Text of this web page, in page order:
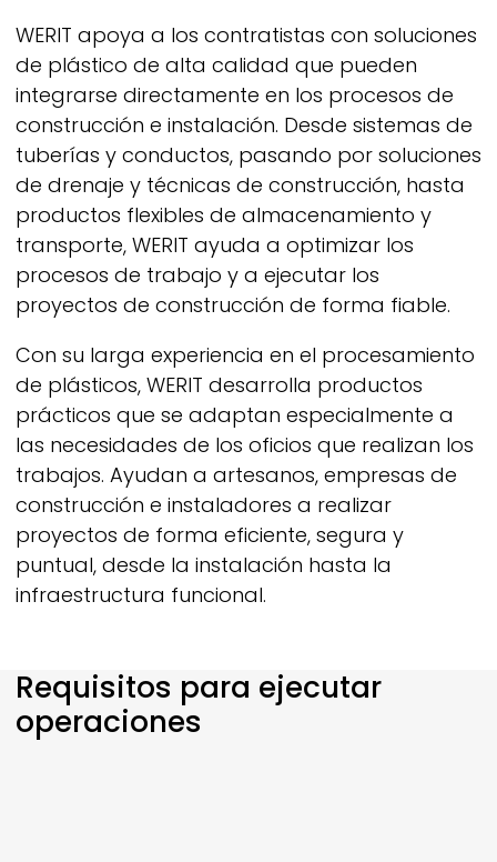
WERIT apoya a los contratistas con soluciones
de plástico de alta calidad que pueden
integrarse directamente en los procesos de
construcción e instalación. Desde sistemas de
tuberías y conductos, pasando por soluciones
de drenaje y técnicas de construcción, hasta
productos flexibles de almacenamiento y
transporte,WERIT ayuda a optimizar los
procesos de trabajo y a ejecutar los
proyectos de construcción de forma fiable.
Con su larga experiencia en el procesamiento
de plásticos,WERIT desarrolla productos
prácticos que se adaptan especialmente a
las necesidades de los oficios que realizan los
trabajos. Ayudan a artesanos, empresas de
construcción e instaladores a realizar
proyectos de forma eficiente, segura y
puntual, desde la instalación hasta la
infraestructura funcional.
Requisitos para ejecutar
operaciones